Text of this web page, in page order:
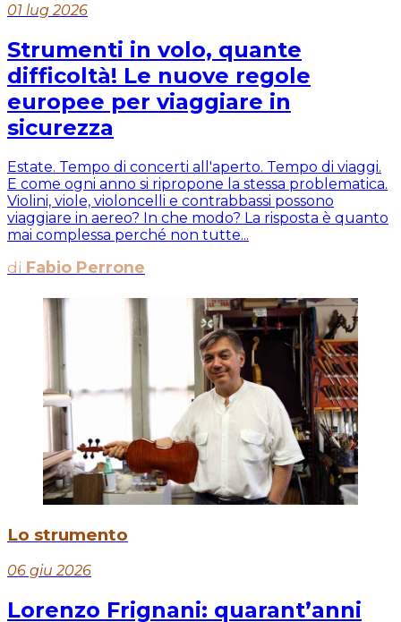
01 lug 2026
Strumenti in volo, quante
difficoltà! Le nuove regole
europee per viaggiare in
sicurezza
Estate. Tempo di concerti all'aperto. Tempo di viaggi.
E come ogni anno si ripropone la stessa problematica.
Violini, viole, violoncelli e contrabbassi possono
viaggiare in aereo? In che modo? La risposta è quanto
mai complessa perché non tutte...
di Fabio Perrone
Lo strumento
06 giu 2026
Lorenzo Frignani: quarant’anni